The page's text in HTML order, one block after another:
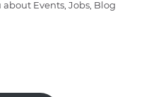
Events, Jobs, Blog